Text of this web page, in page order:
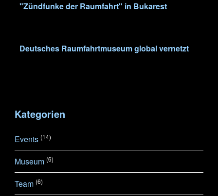
"Zündfunke der Raumfahrt" in Bukarest
Deutsches Raumfahrtmuseum global vernetzt
Kategorien
Events (14)
Museum (6)
Team (6)